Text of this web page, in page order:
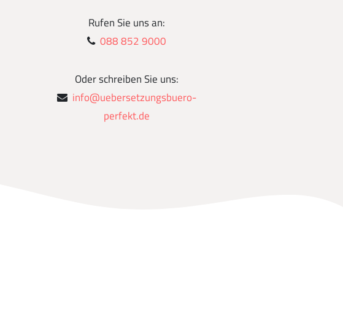
Rufen Sie uns an:
088 852 9000
Oder schreiben Sie uns:
info@uebersetzungsbuero-
perfekt.de